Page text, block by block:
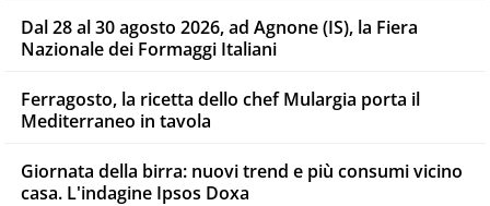
Dal 28 al 30 agosto 2026, ad Agnone (IS), la Fiera
Nazionale dei Formaggi Italiani
Ferragosto, la ricetta dello chef Mulargia porta il
Mediterraneo in tavola
Giornata della birra: nuovi trend e più consumi vicino
casa. L'indagine Ipsos Doxa